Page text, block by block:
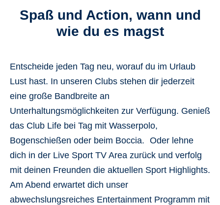
Spaß und Action, wann und
wie du es magst
Entscheide jeden Tag neu, worauf du im Urlaub
Lust hast. In unseren Clubs stehen dir jederzeit
eine große Bandbreite an
Unterhaltungsmöglichkeiten zur Verfügung. Genieß
das Club Life bei Tag mit Wasserpolo,
Bogenschießen oder beim Boccia. Oder lehne
dich in der Live Sport TV Area zurück und verfolg
mit deinen Freunden die aktuellen Sport Highlights.
Am Abend erwartet dich unser
abwechslungsreiches Entertainment Programm mit